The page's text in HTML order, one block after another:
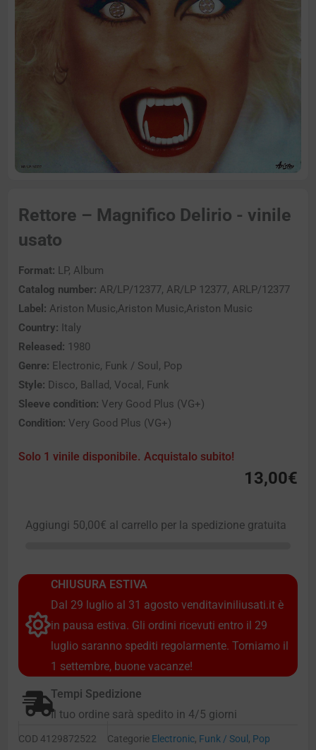
Rettore – Magnifico Delirio - vinile
usato
Format: LP, Album
Catalog number: AR/LP/12377, AR/LP 12377, ARLP/12377
Label: Ariston Music,Ariston Music,Ariston Music
Country: Italy
Released: 1980
Genre: Electronic, Funk / Soul, Pop
Style: Disco, Ballad, Vocal, Funk
Sleeve condition: Very Good Plus (VG+)
Condition: Very Good Plus (VG+)
Solo 1 vinile disponibile. Acquistalo subito!
13,00€
Aggiungi 50,00€ al carrello per la spedizione gratuita
CHIUSURA ESTIVA
Dal 29 luglio al 31 agosto venditaviniliusati.it è
in pausa estiva. Gli ordini ricevuti entro il 29
luglio saranno spediti regolarmente. Torniamo il
1 settembre, buone vacanze!
Tempi Spedizione
Il tuo ordine sarà spedito in 4/5 giorni
COD 4129872522 Categorie Electronic, Funk / Soul , Pop